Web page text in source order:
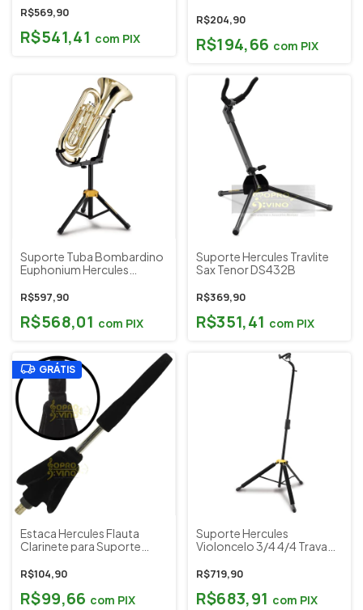
R$569,90
R$541,41 com PIX
R$204,90
R$194,66 com PIX
Suporte Tuba Bombardino
Euphonium Hercules
R$597,90
R$568,01 com PIX
Suporte Hercules Travlite
Sax Tenor DS432B
R$369,90
R$351,41 com PIX
GRÁTIS
Estaca Hercules Flauta
Clarinete para Suporte
R$104,90
R$99,66 com PIX
Suporte Hercules
Violoncelo 3/4 4/4 Trava
R$719,90
R$683,91 com PIX